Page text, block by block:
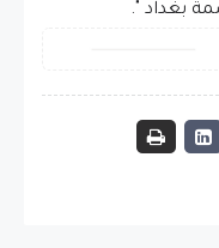
بغداد ".